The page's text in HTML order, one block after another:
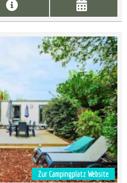
Zur Campingplatz Website